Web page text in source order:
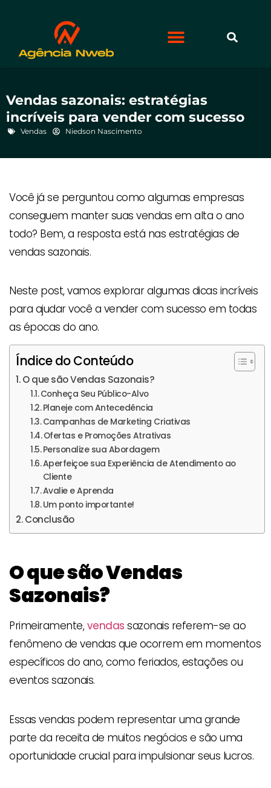
Vendas sazonais: estratégias
incríveis para vender com sucesso
Vendas Niedson Nascimento
Você já se perguntou como algumas empresas
conseguem manter suas vendas em alta o ano
todo? Bem, a resposta está nas estratégias de
vendas sazonais.
Neste post, vamos explorar algumas dicas incríveis
para ajudar você a vender com sucesso em todas
as épocas do ano.
Índice do Conteúdo
O que são Vendas Sazonais?
Conheça Seu Público-Alvo
Planeje com Antecedência
Campanhas de Marketing Criativas
Ofertas e Promoções Atrativas
Personalize sua Abordagem
Aperfeiçoe sua Experiência de Atendimento ao
Cliente
Avalie e Aprenda
Um ponto importante!
Conclusão
O que são Vendas
Sazonais?
Primeiramente,vendas sazonais referem-se ao
fenômeno de vendas que ocorrem em momentos
específicos do ano, como feriados, estações ou
eventos sazonais.
Essas vendas podem representar uma grande
parte da receita de muitos negócios e são uma
oportunidade crucial para impulsionar seus lucros.